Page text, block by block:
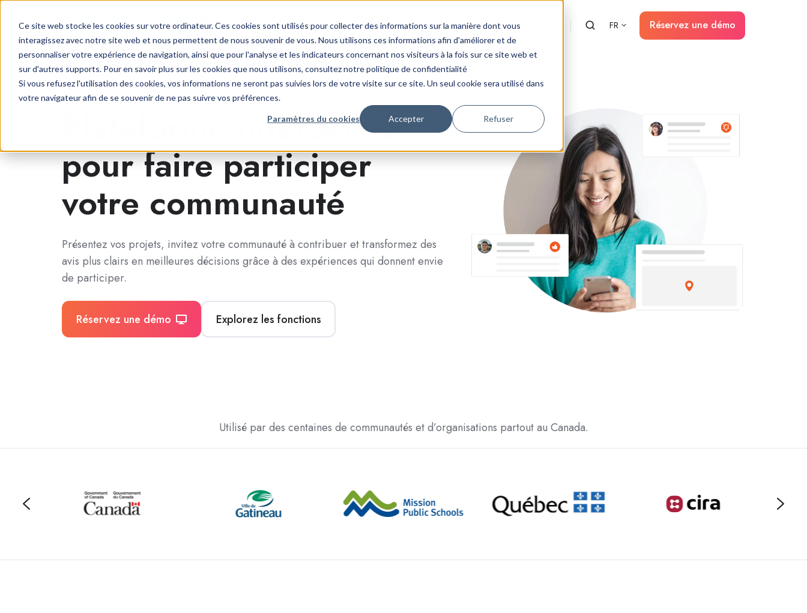
Ce site web stocke les cookies sur votre ordinateur. Ces cookies sont utilisés pour collecter des informations sur la manière dont vous
interagissez avec notre site web et nous permettent de nous souvenir de vous. Nous utilisons ces informations afin d'améliorer et de
personnaliser votre expérience de navigation, ainsi que pour l'analyse et les indicateurs concernant nos visiteurs à la fois sur ce site web et
sur d'autres supports. Pour en savoir plus sur les cookies que nous utilisons, consultez notre politique de confidentialité
Si vous refusez l'utilisation des cookies, vos informations ne seront pas suivies lors de votre visite sur ce site. Un seul cookie sera utilisé dans
votre navigateur afin de se souvenir de ne pas suivre vos préférences.
Paramètres du cookies Accepter Refuser
Fonctions Industries Démo Forfaits Ressources FR Réservez une démo
Plateforme interactive
pour faire participer
votre communauté
Présentez vos projets, invitez votre communauté à contribuer et transformez des
avis plus clairs en meilleures décisions grâce à des expériences qui donnent envie
de participer.
Réservez une démo Explorez les fonctions
Utilisé par des centaines de communautés et d’organisations partout au Canada.